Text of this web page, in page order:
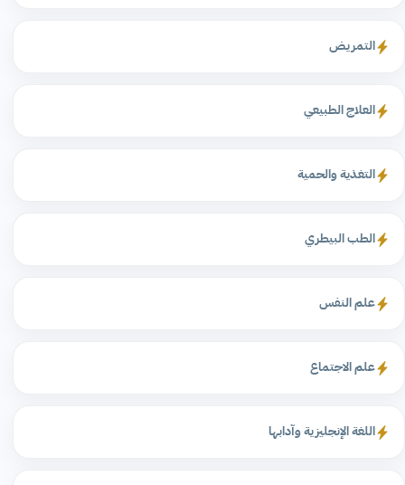
التمريض
العلاج الطبيعي
التغذية والحمية
الطب البيطري
علم النفس
علم الاجتماع
اللغة الإنجليزية وآدابها